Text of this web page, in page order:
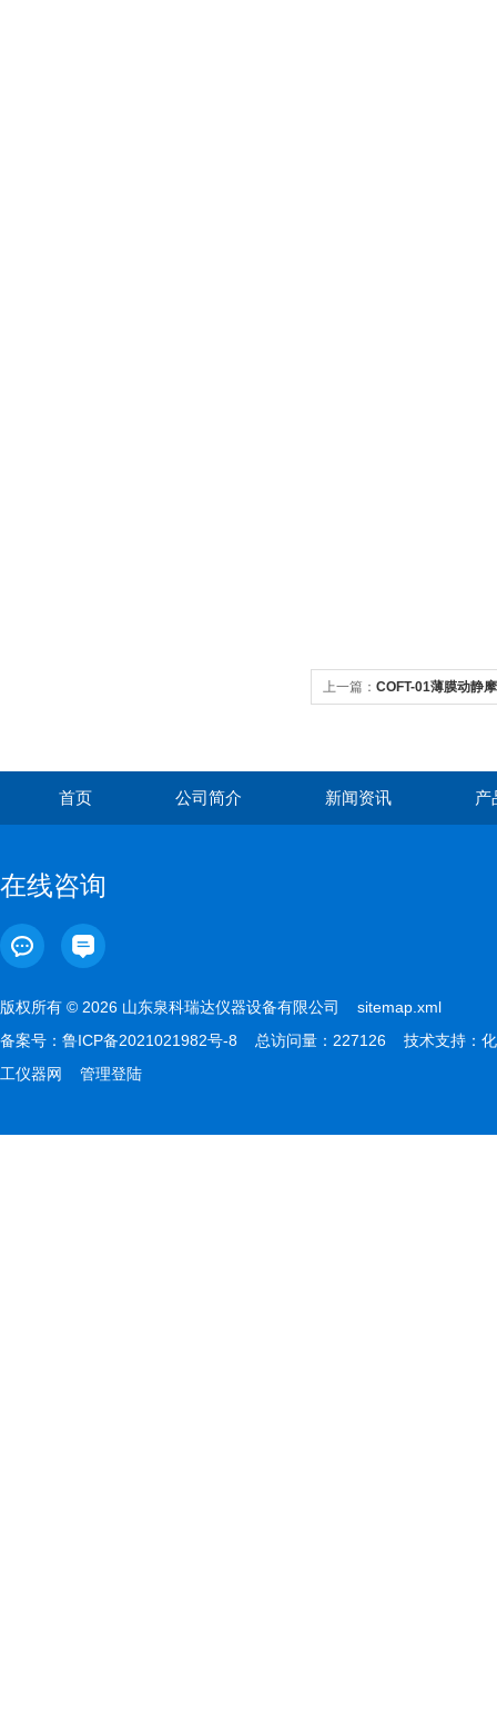
上一篇： COFT-01薄膜动静
首页 公司简介 新闻资讯 产
在线咨询
版权所有 © 2026 山东泉科瑞达仪器设备有限公司 sitemap.xml
备案号： 鲁ICP备2021021982号-8 总访问量：227126 技术支持： 化
工仪器网
管理登陆